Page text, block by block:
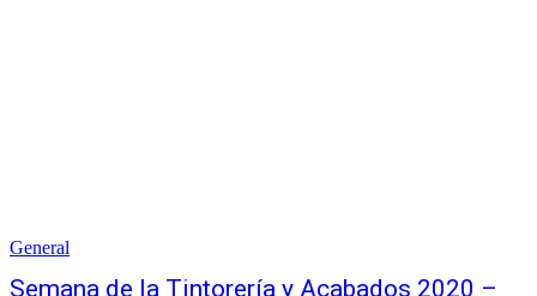
General
Semana de la Tintorería y Acabados 2020 –